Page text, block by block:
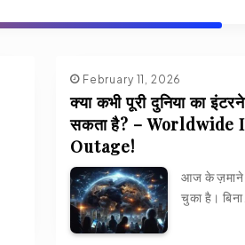
February 11, 2026
क्या कभी पूरी दुनिया का
सकता है? –
Outage!
आज के ज़माने
चुका है। बिना…